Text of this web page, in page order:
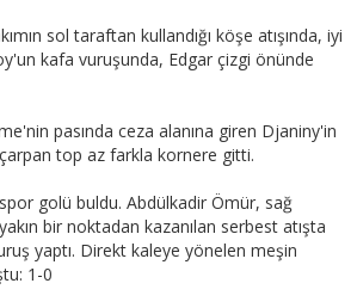
sol taraftan kullandığı köşe atışında, iyi
kafa vuruşunda, Edgar çizgi önünde
pasında ceza alanına giren Djaniny'in
top az farkla kornere gitti.
golü buldu. Abdülkadir Ömür, sağ
bir noktadan kazanılan serbest atışta
yaptı. Direkt kaleye yönelen meşin
1-0